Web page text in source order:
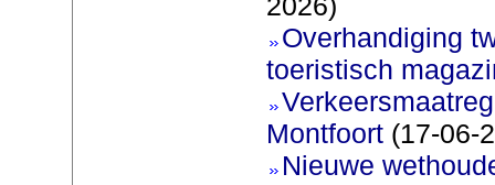
Overhandiging
toeristisch
Montfoort(17-06-
Nieuwe